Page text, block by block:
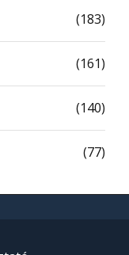
(183)
(161)
(140)
(77)